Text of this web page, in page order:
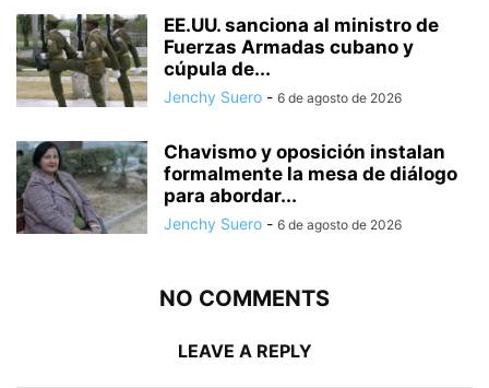
EE.UU. sanciona al ministro de
Fuerzas Armadas cubano y
cúpula de...
Jenchy Suero - 6 de agosto de 2026
Chavismo y oposición instalan
formalmente la mesa de diálogo
para abordar...
Jenchy Suero - 6 de agosto de 2026
NO COMMENTS
LEAVE A REPLY